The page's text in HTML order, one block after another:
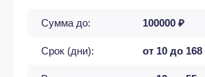
Сумма до: 100000 ₽
Срок (дни): от 10 до